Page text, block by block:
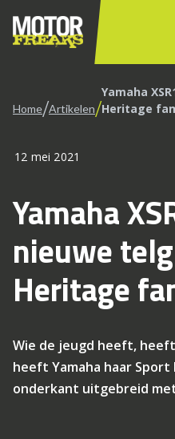
Home/Artikelen/Yamaha
Heritage
12 mei 2021
Yamaha
nieuwe
Heritage
Wie de jeugd heeft,
heeft Yamaha haar
onderkant uitgebreid met